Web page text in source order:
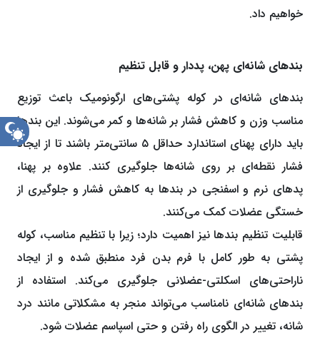
خواهیم داد.
بندهای شانه‌ای پهن، پددار و قابل تنظیم
بندهای شانه‌ای در کوله ‌پشتی‌های ارگونومیک باعث توزیع
مناسب وزن و کاهش فشار بر شانه‌ها و کمر می‌شوند. این بندها
باید دارای پهنای استاندارد حداقل ۵ سانتی‌متر باشند تا از ایجاد
فشار نقطه‌ای بر روی شانه‌ها جلوگیری کنند. علاوه بر پهنا،
پدهای نرم و اسفنجی در بندها به کاهش فشار و جلوگیری از
خستگی عضلات کمک می‌کنند.
قابلیت تنظیم بندها نیز اهمیت دارد؛ زیرا با تنظیم مناسب، کوله
‌پشتی به‌ طور کامل با فرم بدن فرد منطبق شده و از ایجاد
ناراحتی‌های اسکلتی-عضلانی جلوگیری می‌کند. استفاده از
بندهای شانه‌ای نامناسب می‌تواند منجر به مشکلاتی مانند درد
شانه، تغییر در الگوی راه ‌رفتن و حتی اسپاسم عضلات شود.
حالت
شب